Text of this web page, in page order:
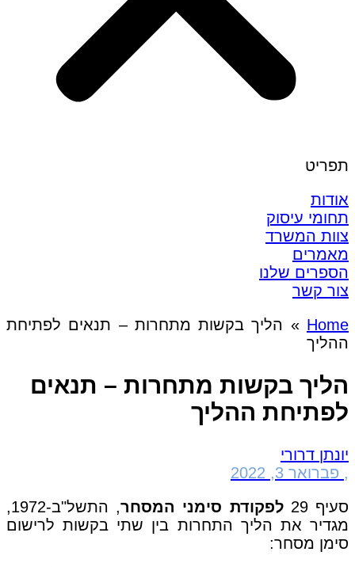
תפריט
אודות
תחומי עיסוק
צוות המשרד
מאמרים
הספרים שלנו
צור קשר
Home
» הליך בקשות מתחרות – תנאים לפתיחת
ההליך
הליך בקשות מתחרות – תנאים
לפתיחת ההליך
יונתן דרורי
, פברואר 3, 2022
סעיף 29
לפקודת סימני המסחר
, התשל"ב-1972,
מגדיר את הליך התחרות בין שתי בקשות לרישום
סימן מסחר: